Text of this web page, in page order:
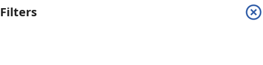
Filters